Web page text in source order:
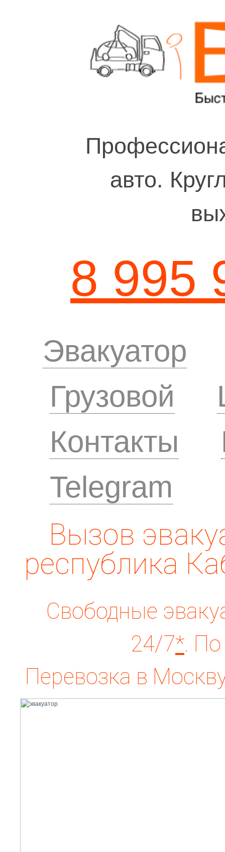
авто.
8 995
Эвакуатор
Грузовой
Контакты
Telegram
Вызов
республика
Свободные
24/7*.
Перевозка в